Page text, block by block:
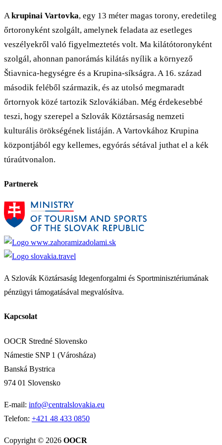
A krupinai Vartovka, egy 13 méter magas torony, eredetileg
őrtoronyként szolgált, amelynek feladata az esetleges
veszélyekről való figyelmeztetés volt. Ma kilátótoronyként
szolgál, ahonnan panorámás kilátás nyílik a környező
Štiavnica-hegységre és a Krupina-síkságra. A 16. század
második feléből származik, és az utolsó megmaradt
őrtornyok közé tartozik Szlovákiában. Még érdekesebbé
teszi, hogy szerepel a Szlovák Köztársaság nemzeti
kulturális örökségének listáján. A Vartovkához Krupina
központjából egy kellemes, egyórás sétával juthat el a kék
túraútvonalon.
Partnerek
A Szlovák Köztársaság Idegenforgalmi és Sportminisztériumának
pénzügyi támogatásával megvalósítva.
Kapcsolat
OOCR Stredné Slovensko
Námestie SNP 1 (Városháza)
Banská Bystrica
974 01 Slovensko
E-mail: info@centralslovakia.eu
Telefon: +421 48 433 0850
Copyright © 2026 OOCR